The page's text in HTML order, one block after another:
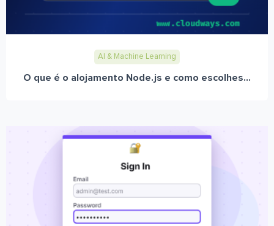
AI & Machine Learning
O que é o alojamento Node.js e como escolhes...